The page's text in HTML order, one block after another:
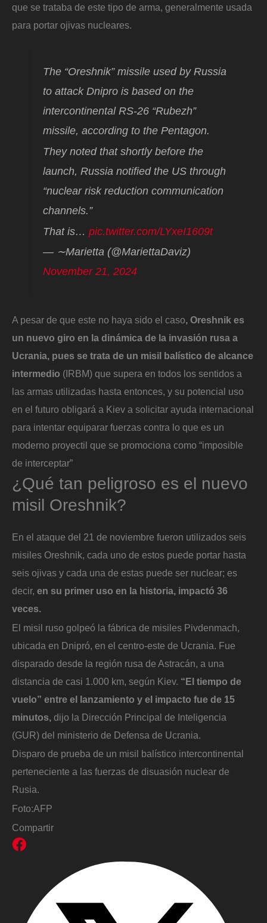
que se trataba de este tipo de arma, generalmente usada
para portar ojivas nucleares.
The “Oreshnik” missile used by Russia
to attack Dnipro is based on the
intercontinental RS-26 “Rubezh”
missile, according to the Pentagon.
They noted that shortly before the
launch, Russia notified the US through
“nuclear risk reduction communication
channels.”
That is…pic.twitter.com/LYxeI1609t
— ∼Marietta (@MariettaDaviz)
November 21, 2024
A pesar de que este no haya sido el caso, Oreshnik es
un nuevo giro en la dinámica de la invasión rusa a
Ucrania, pues se trata de un misil balístico de alcance
intermedio (IRBM) que supera en todos los sentidos a
las armas utilizadas hasta entonces, y su potencial uso
en el futuro obligará a Kiev a solicitar ayuda internacional
para intentar equiparar fuerzas contra lo que es un
moderno proyectil que se promociona como “imposible
de interceptar”
¿Qué tan peligroso es el nuevo
misil Oreshnik?
En el ataque del 21 de noviembre fueron utilizados seis
misiles Oreshnik, cada uno de estos puede portar hasta
seis ojivas y cada una de estas puede ser nuclear; es
decir, en su primer uso en la historia, impactó 36
veces.
El misil ruso golpeó la fábrica de misiles Pivdenmach,
ubicada en Dnipró, en el centro-este de Ucrania. Fue
disparado desde la región rusa de Astracán, a una
distancia de casi 1.000 km, según Kiev. “El tiempo de
vuelo” entre el lanzamiento y el impacto fue de 15
minutos, dijo la Dirección Principal de Inteligencia
(GUR) del ministerio de Defensa de Ucrania.
Disparo de prueba de un misil balístico intercontinental
perteneciente a las fuerzas de disuasión nuclear de
Rusia.
Foto:AFP
Compartir